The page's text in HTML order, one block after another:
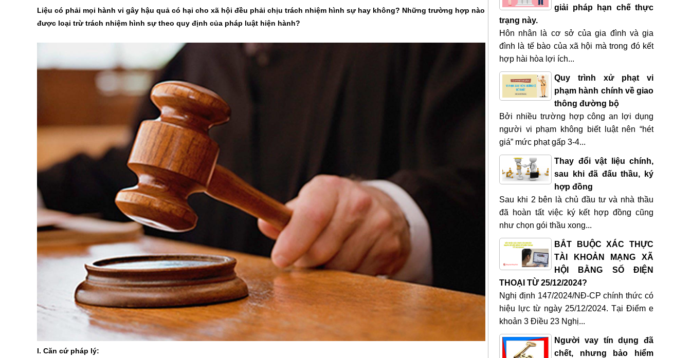
Liệu có phải mọi hành vi gây hậu quả có hại cho xã hội đều phải chịu trách nhiệm hình sự hay không? Những trường hợp nào
được loại trừ trách nhiệm hình sự theo quy định của pháp luật hiện hành?
I. Căn cứ pháp lý:
giải pháp hạn chế thực
trạng này.
Hôn nhân là cơ sở của gia đình và gia
đình là tế bào của xã hội mà trong đó kết
hợp hài hòa lợi ích...
Quy trình xử phạt vi
phạm hành chính về giao
thông đường bộ
Bởi nhiều trường hợp công an lợi dụng
người vi phạm không biết luật nên “hét
giá” mức phạt gấp 3-4...
Thay đổi vật liệu chính,
sau khi đã đấu thầu, ký
hợp đồng
Sau khi 2 bên là chủ đầu tư và nhà thầu
đã hoàn tất việc ký kết hợp đồng cũng
như chọn gói thầu xong...
BẮT BUỘC XÁC THỰC
TÀI KHOẢN MẠNG XÃ
HỘI BẰNG SỐ ĐIỆN
THOẠI TỪ 25/12/2024?
Nghị định 147/2024/NĐ-CP chính thức có
hiệu lực từ ngày 25/12/2024. Tại Điểm e
khoản 3 Điều 23 Nghị...
Người vay tín dụng đã
chết, nhưng bảo hiểm